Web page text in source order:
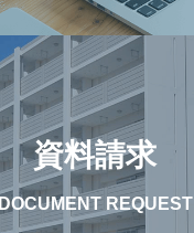
資料請求
DOCUMENT REQUEST